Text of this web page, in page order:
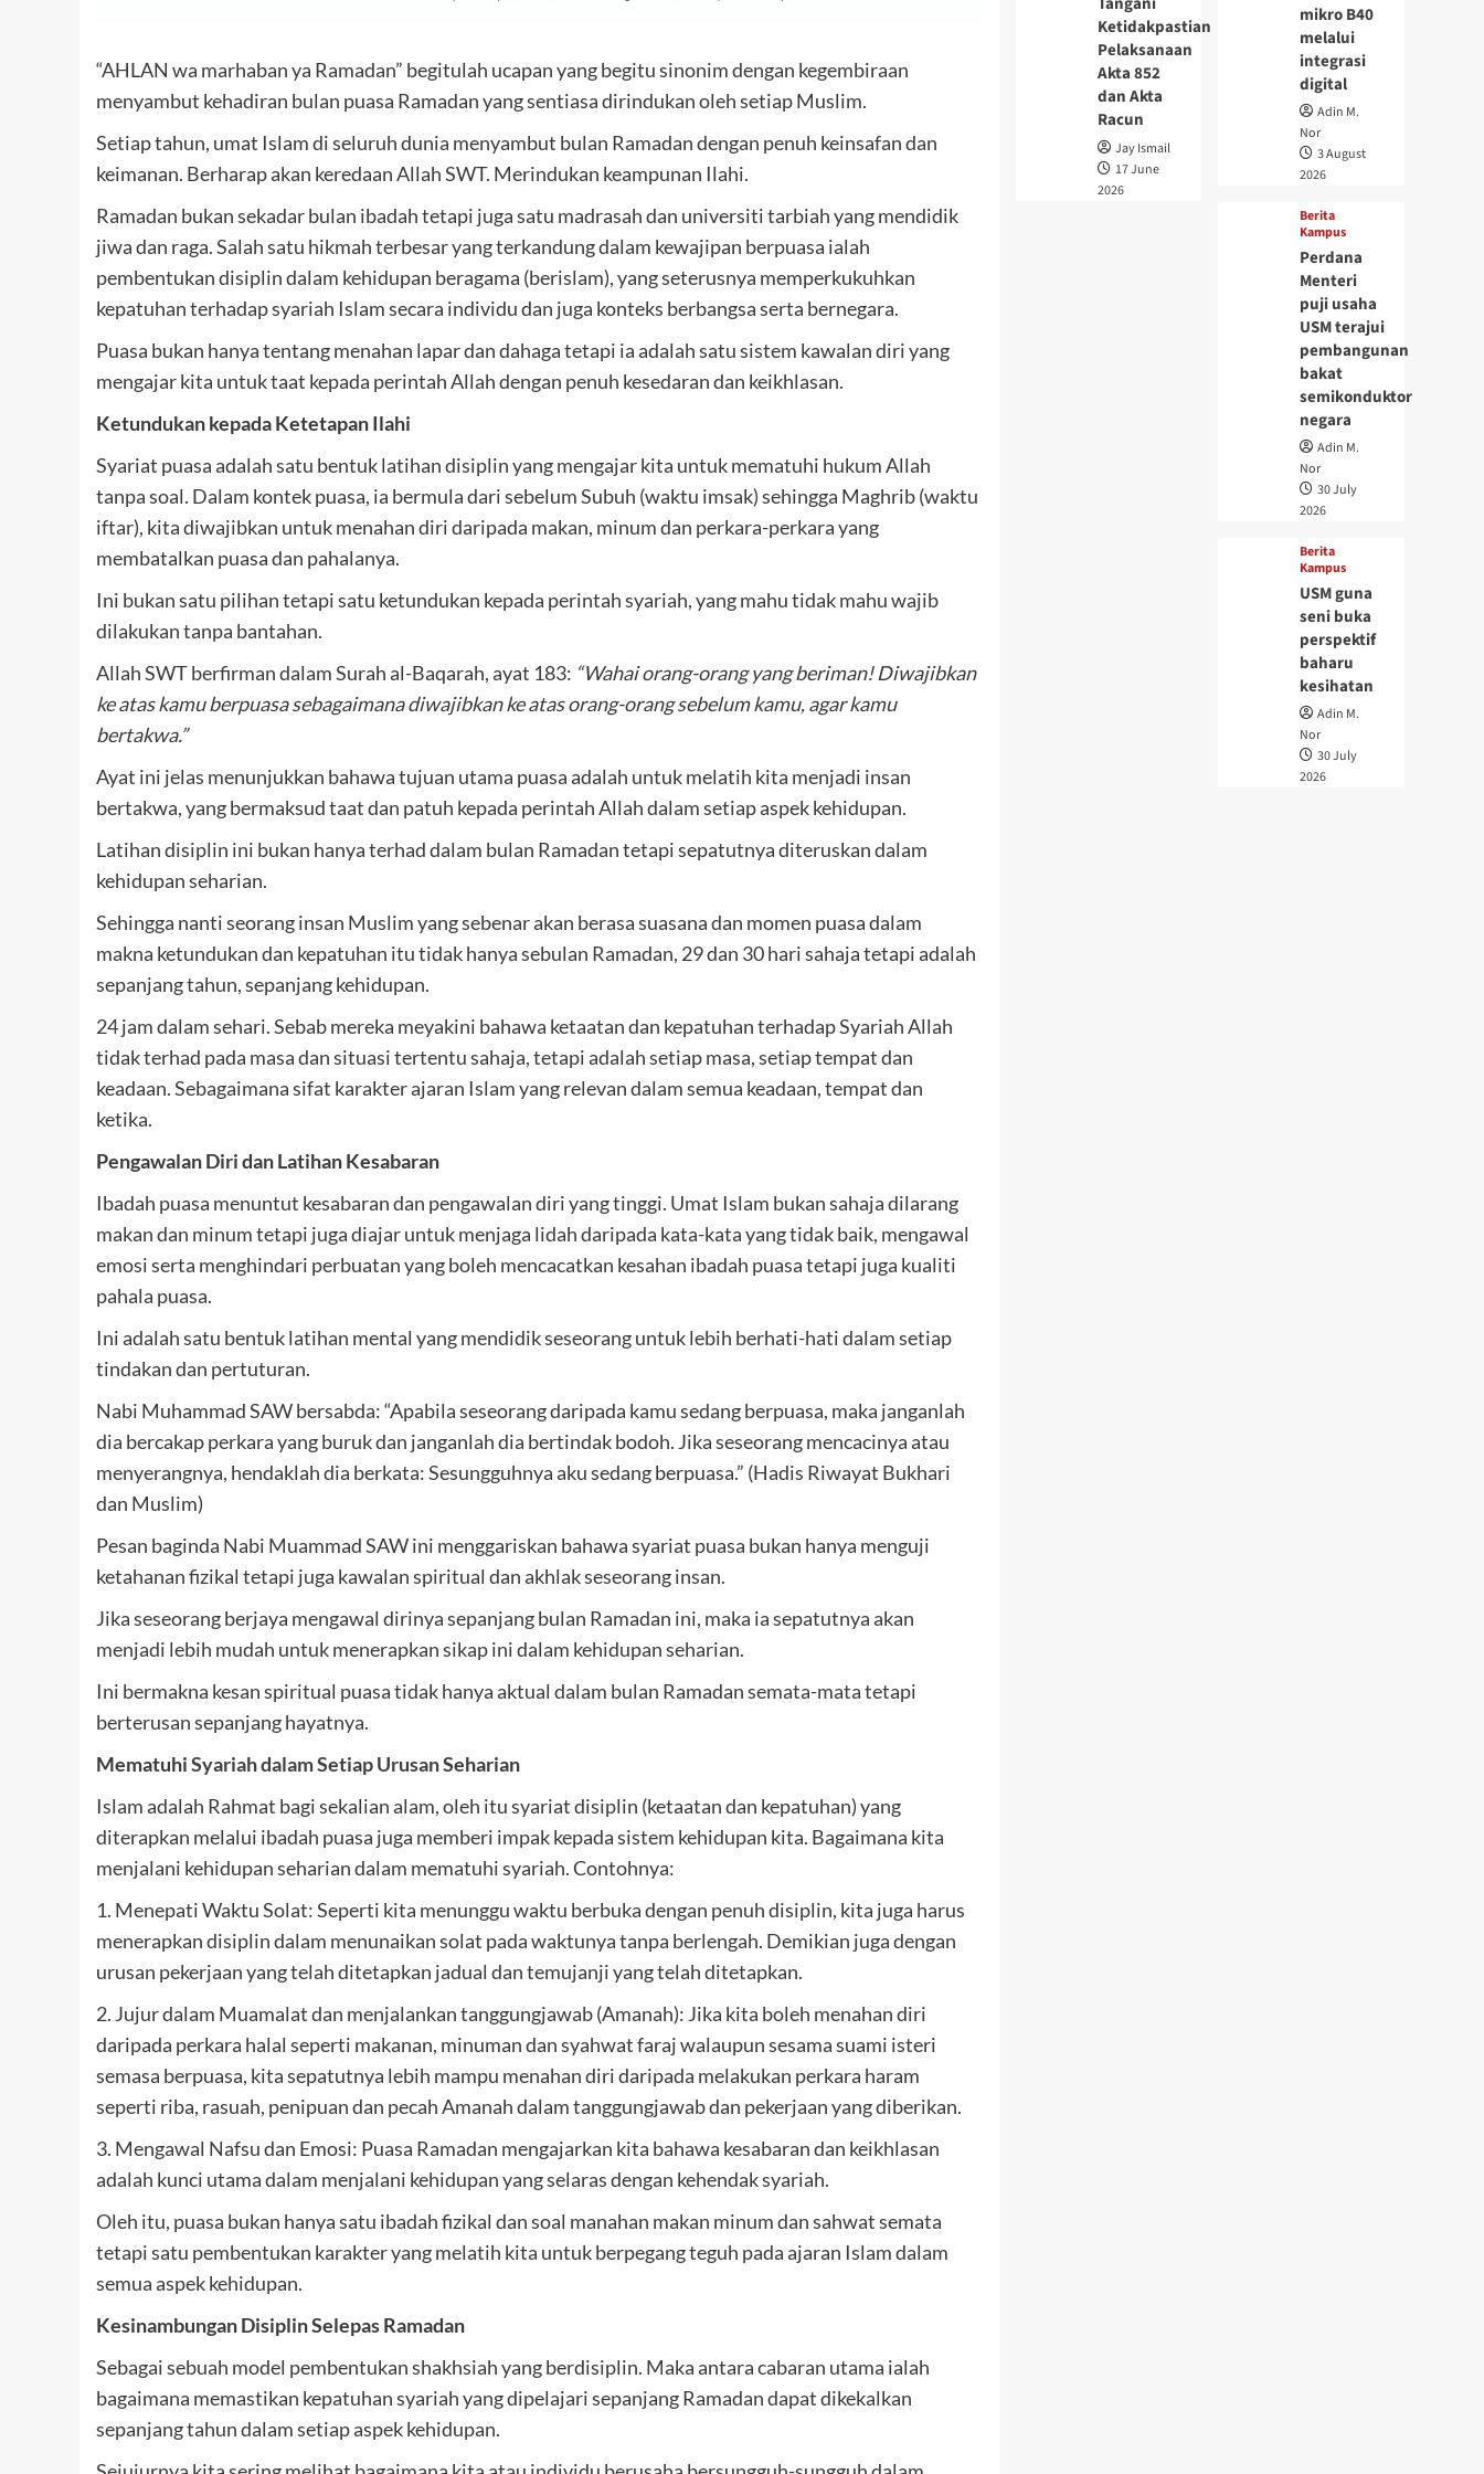
“AHLAN wa marhaban ya Ramadan” begitulah ucapan yang begitu sinonim dengan kegembiraan
menyambut kehadiran bulan puasa Ramadan yang sentiasa dirindukan oleh setiap Muslim.
Setiap tahun, umat Islam di seluruh dunia menyambut bulan Ramadan dengan penuh keinsafan dan
keimanan. Berharap akan keredaan Allah SWT. Merindukan keampunan Ilahi.
Ramadan bukan sekadar bulan ibadah tetapi juga satu madrasah dan universiti tarbiah yang mendidik
jiwa dan raga. Salah satu hikmah terbesar yang terkandung dalam kewajipan berpuasa ialah
pembentukan disiplin dalam kehidupan beragama (berislam), yang seterusnya memperkukuhkan
kepatuhan terhadap syariah Islam secara individu dan juga konteks berbangsa serta bernegara.
Puasa bukan hanya tentang menahan lapar dan dahaga tetapi ia adalah satu sistem kawalan diri yang
mengajar kita untuk taat kepada perintah Allah dengan penuh kesedaran dan keikhlasan.
Ketundukan kepada Ketetapan Ilahi
Syariat puasa adalah satu bentuk latihan disiplin yang mengajar kita untuk mematuhi hukum Allah
tanpa soal. Dalam kontek puasa, ia bermula dari sebelum Subuh (waktu imsak) sehingga Maghrib (waktu
iftar), kita diwajibkan untuk menahan diri daripada makan, minum dan perkara-perkara yang
membatalkan puasa dan pahalanya.
Ini bukan satu pilihan tetapi satu ketundukan kepada perintah syariah, yang mahu tidak mahu wajib
dilakukan tanpa bantahan.
Allah SWT berfirman dalam Surah al-Baqarah, ayat 183: “Wahai orang-orang yang beriman! Diwajibkan
ke atas kamu berpuasa sebagaimana diwajibkan ke atas orang-orang sebelum kamu, agar kamu
bertakwa.”
Ayat ini jelas menunjukkan bahawa tujuan utama puasa adalah untuk melatih kita menjadi insan
bertakwa, yang bermaksud taat dan patuh kepada perintah Allah dalam setiap aspek kehidupan.
Latihan disiplin ini bukan hanya terhad dalam bulan Ramadan tetapi sepatutnya diteruskan dalam
kehidupan seharian.
Sehingga nanti seorang insan Muslim yang sebenar akan berasa suasana dan momen puasa dalam
makna ketundukan dan kepatuhan itu tidak hanya sebulan Ramadan, 29 dan 30 hari sahaja tetapi adalah
sepanjang tahun, sepanjang kehidupan.
24 jam dalam sehari. Sebab mereka meyakini bahawa ketaatan dan kepatuhan terhadap Syariah Allah
tidak terhad pada masa dan situasi tertentu sahaja, tetapi adalah setiap masa, setiap tempat dan
keadaan. Sebagaimana sifat karakter ajaran Islam yang relevan dalam semua keadaan, tempat dan
ketika.
Pengawalan Diri dan Latihan Kesabaran
Ibadah puasa menuntut kesabaran dan pengawalan diri yang tinggi. Umat Islam bukan sahaja dilarang
makan dan minum tetapi juga diajar untuk menjaga lidah daripada kata-kata yang tidak baik, mengawal
emosi serta menghindari perbuatan yang boleh mencacatkan kesahan ibadah puasa tetapi juga kualiti
pahala puasa.
Ini adalah satu bentuk latihan mental yang mendidik seseorang untuk lebih berhati-hati dalam setiap
tindakan dan pertuturan.
Nabi Muhammad SAW bersabda: “Apabila seseorang daripada kamu sedang berpuasa, maka janganlah
dia bercakap perkara yang buruk dan janganlah dia bertindak bodoh. Jika seseorang mencacinya atau
menyerangnya, hendaklah dia berkata: Sesungguhnya aku sedang berpuasa.” (Hadis Riwayat Bukhari
dan Muslim)
Pesan baginda Nabi Muammad SAW ini menggariskan bahawa syariat puasa bukan hanya menguji
ketahanan fizikal tetapi juga kawalan spiritual dan akhlak seseorang insan.
Jika seseorang berjaya mengawal dirinya sepanjang bulan Ramadan ini, maka ia sepatutnya akan
menjadi lebih mudah untuk menerapkan sikap ini dalam kehidupan seharian.
Ini bermakna kesan spiritual puasa tidak hanya aktual dalam bulan Ramadan semata-mata tetapi
berterusan sepanjang hayatnya.
MematuhiSyariah dalam Setiap UrusanSeharian
Islam adalah Rahmat bagi sekalian alam, oleh itu syariat disiplin (ketaatan dan kepatuhan) yang
diterapkan melalui ibadah puasa juga memberi impak kepada sistem kehidupan kita. Bagaimana kita
menjalani kehidupan seharian dalam mematuhi syariah. Contohnya:
1. Menepati Waktu Solat: Seperti kita menunggu waktu berbuka dengan penuh disiplin, kita juga harus
menerapkan disiplin dalam menunaikan solat pada waktunya tanpa berlengah. Demikian juga dengan
urusan pekerjaan yang telah ditetapkan jadual dan temujanji yang telah ditetapkan.
2. Jujur dalam Muamalat dan menjalankan tanggungjawab (Amanah): Jika kita boleh menahan diri
daripada perkara halal seperti makanan, minuman dan syahwat faraj walaupun sesama suami isteri
semasa berpuasa, kita sepatutnya lebih mampu menahan diri daripada melakukan perkara haram
seperti riba, rasuah, penipuan dan pecah Amanah dalam tanggungjawab dan pekerjaan yang diberikan.
3. Mengawal Nafsu dan Emosi: Puasa Ramadan mengajarkan kita bahawa kesabaran dan keikhlasan
adalah kunci utama dalam menjalani kehidupan yang selaras dengan kehendak syariah.
Oleh itu, puasa bukan hanya satu ibadah fizikal dan soal manahan makan minum dan sahwat semata
tetapi satu pembentukan karakter yang melatih kita untuk berpegang teguh pada ajaran Islam dalam
semua aspek kehidupan.
Kesinambungan Disiplin Selepas Ramadan
Sebagai sebuah model pembentukan shakhsiah yang berdisiplin. Maka antara cabaran utama ialah
bagaimana memastikan kepatuhan syariah yang dipelajari sepanjang Ramadan dapat dikekalkan
sepanjang tahun dalam setiap aspek kehidupan.
Ketidakpastian
Pelaksanaan
Akta 852
dan Akta
Racun
Jay Ismail
17 June
2026
mikro B40
melalui
integrasi
digital
Adin M.
Nor
3 August
2026
Berita
Kampus
Perdana
Menteri
puji usaha
USM terajui
pembangunan
bakat
semikonduktor
negara
Adin M.
Nor
30 July
2026
Berita
Kampus
USM guna
seni buka
perspektif
baharu
kesihatan
Adin M.
Nor
30 July
2026